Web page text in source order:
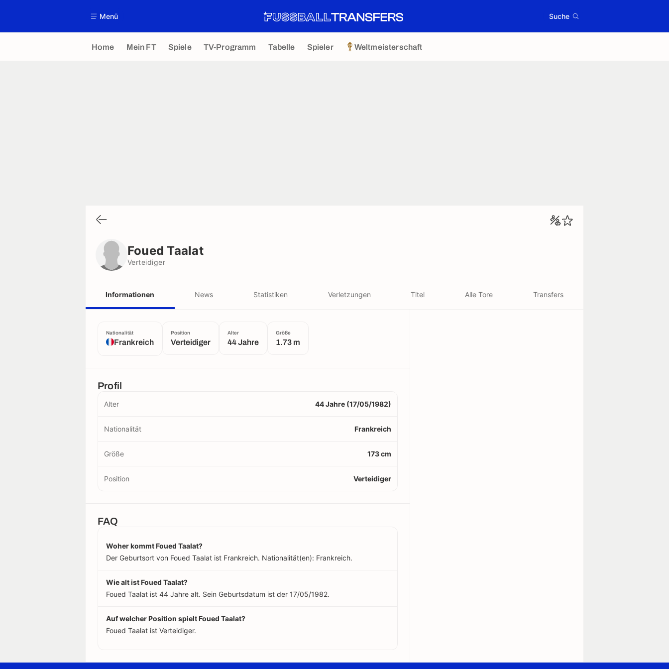
Menü Suche
Home Mein FT Spiele TV-Programm Tabelle Spieler Weltmeisterschaft
Foued Taalat
Verteidiger
Informationen News Statistiken Verletzungen Titel Alle Tore Transfers
Nationalität
Frankreich
Position
Verteidiger
Alter
44 Jahre
Größe
1.73 m
Profil
Alter 44 Jahre (17/05/1982)
Nationalität Frankreich
Größe 173 cm
Position Verteidiger
FAQ
Woher kommt Foued Taalat?
Der Geburtsort von Foued Taalat ist Frankreich. Nationalität(en): Frankreich.
Wie alt ist Foued Taalat?
Foued Taalat ist 44 Jahre alt. Sein Geburtsdatum ist der 17/05/1982.
Auf welcher Position spielt Foued Taalat?
Foued Taalat ist Verteidiger.